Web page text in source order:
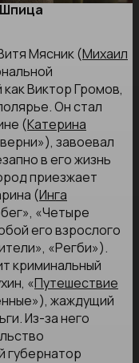
Мясник (Михаил
Виктор Громов,
Он стал
(Катерина
завоевал
в его жизнь
приезжает
(Инга
«Четыре
его взрослого
«Регби»).
криминальный
«Путешествие
жаждущий
Из-за него
губернатор